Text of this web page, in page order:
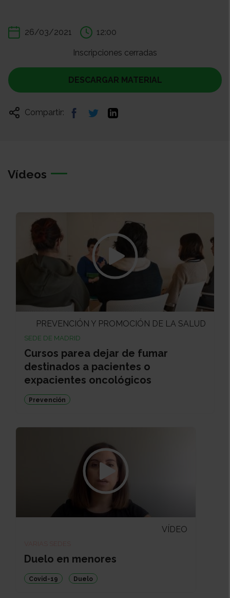
26/03/2021 12:00
Inscripciones cerradas
DESCARGAR MATERIAL
Compartir:
Vídeos
PREVENCIÓN Y PROMOCIÓN DE LA SALUD
SEDE DE MADRID
Cursos parea dejar de fumar
destinados a pacientes o
expacientes oncológicos
Prevención
VÍDEO
Duelo en menores
Covid-19 Duelo